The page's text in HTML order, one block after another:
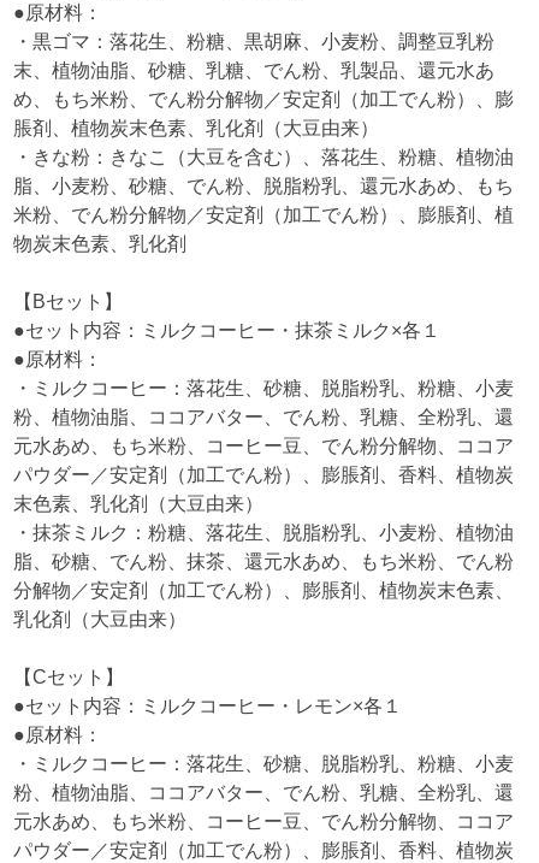
●原材料：
・黒ゴマ：落花生、粉糖、黒胡麻、小麦粉、調整豆乳粉
末、植物油脂、砂糖、乳糖、でん粉、乳製品、還元水あ
め、もち米粉、でん粉分解物／安定剤（加工でん粉）、膨
脹剤、植物炭末色素、乳化剤（大豆由来）
・きな粉：きなこ（大豆を含む）、落花生、粉糖、植物油
脂、小麦粉、砂糖、でん粉、脱脂粉乳、還元水あめ、もち
米粉、でん粉分解物／安定剤（加工でん粉）、膨脹剤、植
物炭末色素、乳化剤
【Bセット】
●セット内容：ミルクコーヒー・抹茶ミルク×各１
●原材料：
・ミルクコーヒー：落花生、砂糖、脱脂粉乳、粉糖、小麦
粉、植物油脂、ココアバター、でん粉、乳糖、全粉乳、還
元水あめ、もち米粉、コーヒー豆、でん粉分解物、ココア
パウダー／安定剤（加工でん粉）、膨脹剤、香料、植物炭
末色素、乳化剤（大豆由来）
・抹茶ミルク：粉糖、落花生、脱脂粉乳、小麦粉、植物油
脂、砂糖、でん粉、抹茶、還元水あめ、もち米粉、でん粉
分解物／安定剤（加工でん粉）、膨脹剤、植物炭末色素、
乳化剤（大豆由来）
【Cセット】
●セット内容：ミルクコーヒー・レモン×各１
●原材料：
・ミルクコーヒー：落花生、砂糖、脱脂粉乳、粉糖、小麦
粉、植物油脂、ココアバター、でん粉、乳糖、全粉乳、還
元水あめ、もち米粉、コーヒー豆、でん粉分解物、ココア
パウダー／安定剤（加工でん粉）、膨脹剤、香料、植物炭